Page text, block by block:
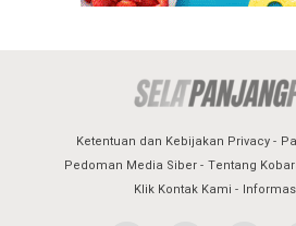
Ketentuan dan Kebijakan Privacy
Pedoman Media Siber
Tentang
Klik Kontak Kami